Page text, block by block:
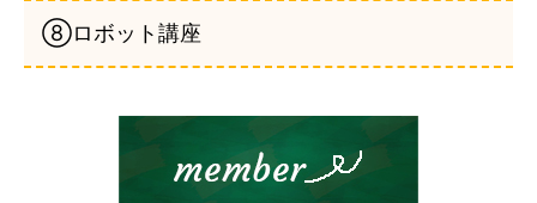
⑧ロボット講座